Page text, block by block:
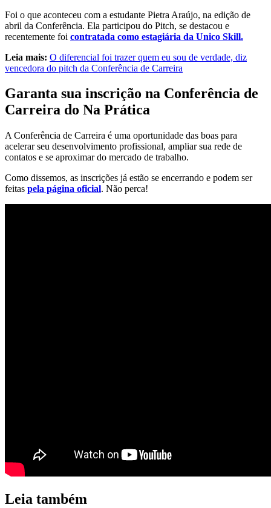
Foi o que aconteceu com a estudante Pietra Araújo, na edição de
abril da Conferência. Ela participou do Pitch, se destacou e
recentemente foi contratada como estagiária da Unico Skill.
Leia mais: O diferencial foi trazer quem eu sou de verdade, diz
vencedora do pitch da Conferência de Carreira
Garanta sua inscrição na Conferência de
Carreira do Na Prática
A Conferência de Carreira é uma oportunidade das boas para
acelerar seu desenvolvimento profissional, ampliar sua rede de
contatos e se aproximar do mercado de trabalho.
Como dissemos, as inscrições já estão se encerrando e podem ser
feitas pela página oficial. Não perca!
Leia também